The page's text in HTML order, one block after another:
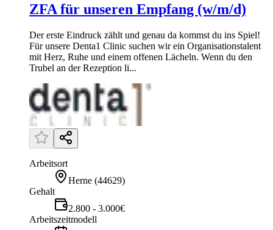
ZFA für unseren Empfang (w/m/d)
Der erste Eindruck zählt und genau da kommst du ins Spiel!
Für unsere Denta1 Clinic suchen wir ein Organisationstalent
mit Herz, Ruhe und einem offenen Lächeln. Wenn du den
Trubel an der Rezeption li...
Arbeitsort
Herne (44629)
Gehalt
2.800 - 3.000€
Arbeitszeitmodell